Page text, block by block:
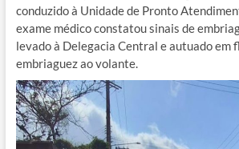
conduzido à Unidade de Pronto
exame médico constatou sinais de
levado à Delegacia Central e autuado em
embriaguez ao volante.